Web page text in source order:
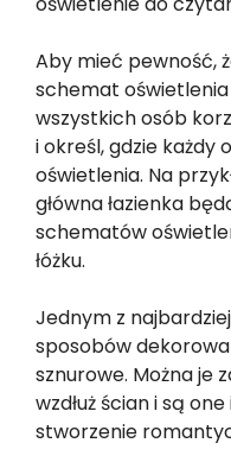
Aby mieć pewność,
schemat
wszystkich osób
i określ, gdzie każdy
oświetlenia. Na
główna łazienka
schematów
łóżku.
Jednym z
sposobów
sznurowe. Można je
wzdłuż ścian i są
stworzenie